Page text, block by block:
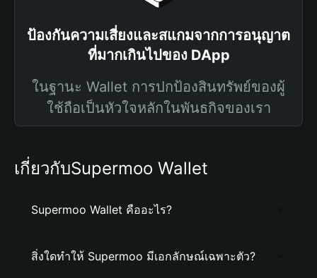
ป้องกันความเสี่ยงและสแกมจากการอนุญาต
ที่มากเกินไปของ DApp
ในฐานะ Wallet การปกป้องสินทรัพย์ของผู้
ใช้ถือเป็นหัวใจหลักในพันธกิจของเรา
เกี่ยวกับSupermoo Wallet
Supermoo Wallet คืออะไร?
สิ่งใดทำให้ Supermoo มีเอกลักษณ์เฉพาะตัว?